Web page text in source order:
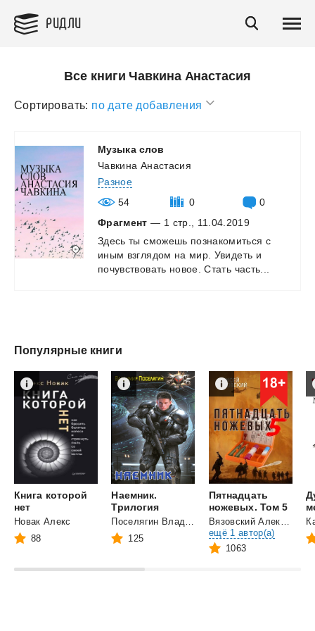
РИДЛИ
Все книги Чавкина Анастасия
Сортировать: по дате добавления
Музыка слов
Чавкина Анастасия
Разное
54
0
0
Фрагмент — 1 стр., 11.04.2019
Здесь ты сможешь познакомиться с
иным взглядом на мир. Увидеть и
почувствовать новое. Стать часть...
Популярные книги
Книга которой
нет
Новак Алекс
88
Наемник.
Трилогия
125
Пятнадцать
ножевых. Том 5
ещё 1 автор(а)
1063